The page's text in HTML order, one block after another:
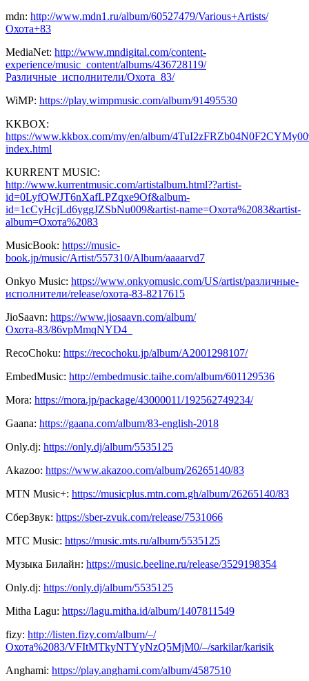
mdn: http://www.mdn1.ru/album/60527479/Various+Artists/
Охота+83
MediaNet: http://www.mndigital.com/content-
experience/music_content/albums/436728119/
Различные_исполнители/Охота_83/
WiMP: https://play.wimpmusic.com/album/91495530
KKBOX:
https://www.kkbox.com/my/en/album/
index.html
KURRENT MUSIC:
http://www.kurrentmusic.com/artistalbum.html??artist-
id=0LyfQWJT6nXafLPZqxe9Of&album-
id=1cCyHcjLd6yggJZSbNu009&artist-name=Охота%2083&artist-
album=Охота%2083
MusicBook: https://music-
book.jp/music/Artist/557310/Album/aaaarvd7
Onkyo Music: https://www.onkyomusic.com/US/artist/различные-
исполнители/release/охота-83-8217615
JioSaavn: https://www.jiosaavn.com/album/
Охота-83/86vpMmqNYD4_
RecoChoku: https://recochoku.jp/album/A2001298107/
EmbedMusic: http://embedmusic.taihe.com/album/601129536
Mora: https://mora.jp/package/43000011/192562749234/
Gaana: https://gaana.com/album/83-english-2018
Only.dj: https://only.dj/album/5535125
Akazoo: https://www.akazoo.com/album/26265140/83
MTN Music+: https://musicplus.mtn.com.gh/album/26265140/83
СберЗвук: https://sber-zvuk.com/release/7531066
МТС Music: https://music.mts.ru/album/5535125
Музыка Билайн: https://music.beeline.ru/release/3529198354
Only.dj: https://only.dj/album/5535125
Mitha Lagu: https://lagu.mitha.id/album/1407811549
fizy: http://listen.fizy.com/album/–/
Охота%2083/VFItMTkyNTYyNzQ5MjM0/–/sarkilar/karisik
Anghami: https://play.anghami.com/album/4587510